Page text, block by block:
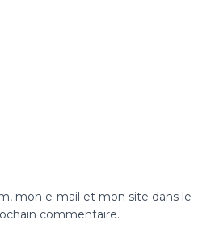
mon e-mail et mon site dans le
commentaire.